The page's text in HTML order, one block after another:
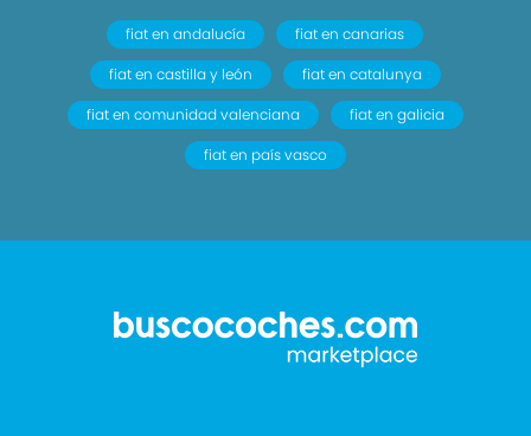
fiat en andalucía
fiat en canarias
fiat en castilla y león
fiat en catalunya
fiat en comunidad valenciana
fiat en galicia
fiat en país vasco